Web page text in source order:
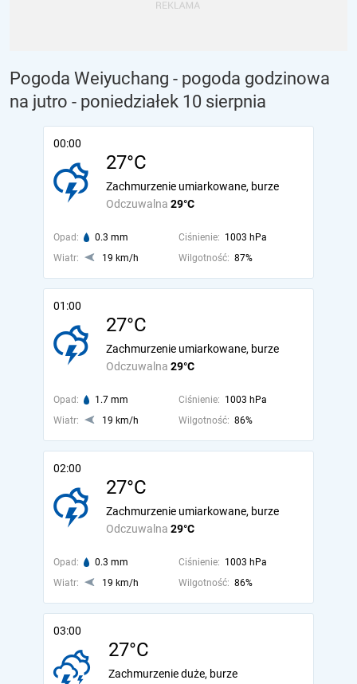
Pogoda Weiyuchang - pogoda godzinowa
na jutro - poniedziałek 10 sierpnia
00:00
27°C
Odczuwalna 29°C
Zachmurzenie umiarkowane, burze
Opad: 0.3 mm Ciśnienie: 1003 hPa
Wiatr:
19 km/h Wilgotność: 87%
01:00
27°C
Odczuwalna 29°C
Zachmurzenie umiarkowane, burze
Opad: 1.7 mm Ciśnienie: 1003 hPa
Wiatr:
19 km/h Wilgotność: 86%
02:00
27°C
Odczuwalna 29°C
Zachmurzenie umiarkowane, burze
Opad: 0.3 mm Ciśnienie: 1003 hPa
Wiatr:
19 km/h Wilgotność: 86%
03:00
27°C
Zachmurzenie duże, burze